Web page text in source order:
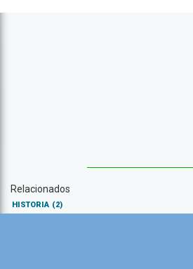
Relacionados
HISTORIA (2)